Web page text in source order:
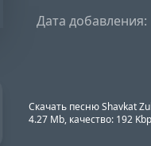
Дата добавления:
Скачать песню Shavkat
4.27 Mb, качество: 192